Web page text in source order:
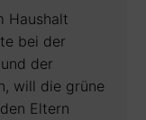
Haushalt
bei der
der
will die grüne
Eltern